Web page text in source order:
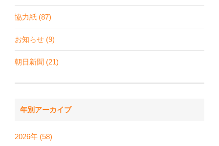
協力紙 (87)
お知らせ (9)
朝日新聞 (21)
年別アーカイブ
2026年 (58)